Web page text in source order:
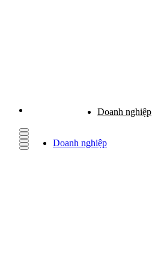
Doanh nghiệp
Doanh nghiệp